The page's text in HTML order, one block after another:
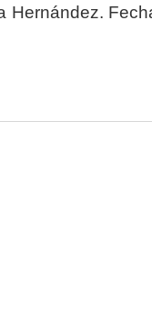
Hernández.